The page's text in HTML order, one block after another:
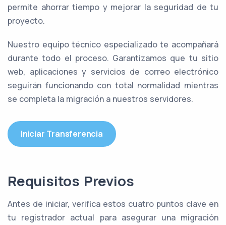
permite ahorrar tiempo y mejorar la seguridad de tu
proyecto.
Nuestro equipo técnico especializado te acompañará
durante todo el proceso. Garantizamos que tu sitio
web, aplicaciones y servicios de correo electrónico
seguirán funcionando con total normalidad mientras
se completa la migración a nuestros servidores.
Iniciar Transferencia
Requisitos Previos
Antes de iniciar, verifica estos cuatro puntos clave en
tu registrador actual para asegurar una migración